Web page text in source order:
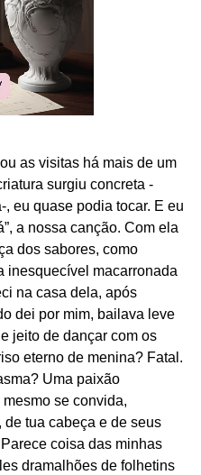
as visitas há mais de um
surgiu concreta -
eu quase podia tocar. E eu
a nossa canção. Com ela
dos sabores, como
inesquecível macarronada
na casa dela, após
dei por mim, bailava leve
jeito de dançar com os
eterno de menina? Fatal.
Uma paixão
se convida,
tua cabeça e de seus
coisa das minhas
dramalhões de folhetins